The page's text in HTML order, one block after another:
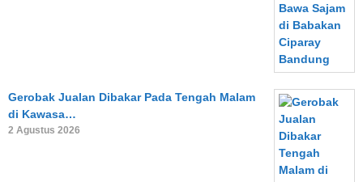
Gerobak Jualan Dibakar Pada Tengah Malam
di Kawasa…
2 Agustus 2026